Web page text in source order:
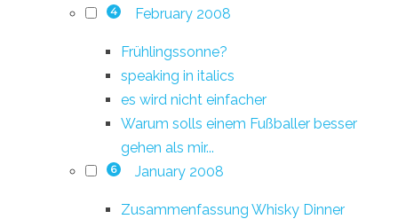
4 February 2008
Frühlingssonne?
speaking in italics
es wird nicht einfacher
Warum solls einem Fußballer besser
gehen als mir...
6 January 2008
Zusammenfassung Whisky Dinner